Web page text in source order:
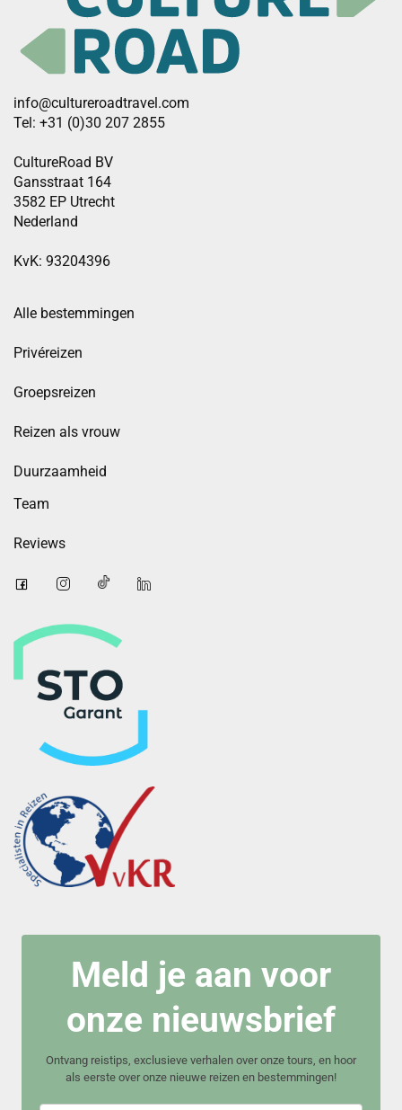
info@cultureroadtravel.com
Tel: +31 (0)30 207 2855
CultureRoad BV
Gansstraat 164
3582 EP Utrecht
Nederland
KvK: 93204396
Alle bestemmingen
Privéreizen
Groepsreizen
Reizen als vrouw
Duurzaamheid
Team
Reviews
Meld je aan voor
onze nieuwsbrief
Ontvang reistips, exclusieve verhalen over onze tours, en hoor
als eerste over onze nieuwe reizen en bestemmingen!